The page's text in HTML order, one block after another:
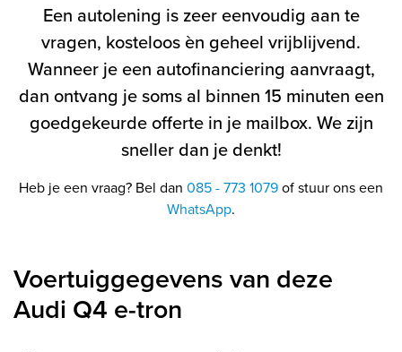
Een autolening is zeer eenvoudig aan te
vragen, kosteloos èn geheel vrijblijvend.
Wanneer je een autofinanciering aanvraagt,
dan ontvang je soms al binnen 15 minuten een
goedgekeurde offerte in je mailbox. We zijn
sneller dan je denkt!
Heb je een vraag? Bel dan 085 - 773 1079of stuur ons een
WhatsApp.
Voertuiggegevens van deze
Audi Q4 e-tron